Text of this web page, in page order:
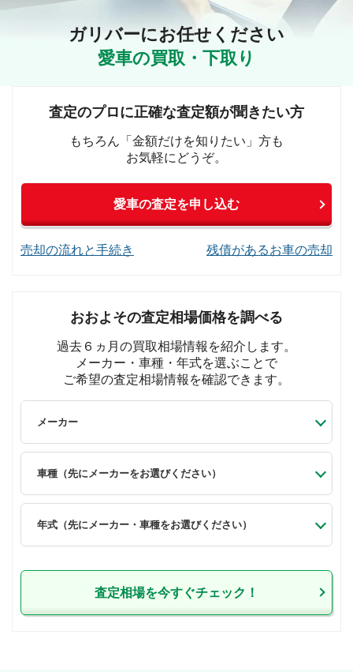
ガリバーにお任せください
愛車の買取・下取り
査定のプロに正確な査定額が聞きたい方
もちろん「金額だけを知りたい」方も
お気軽にどうぞ。
愛車の査定を申し込む
売却の流れと手続き 残債があるお車の売却
おおよその査定相場価格を調べる
過去６ヵ月の買取相場情報を紹介します。
メーカー・車種・年式を選ぶことで
ご希望の査定相場情報を確認できます。
査定相場を今すぐチェック！